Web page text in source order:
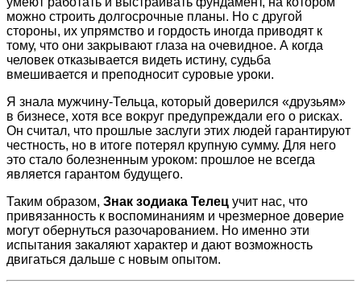
можно строить долгосрочные планы. Но с другой
стороны, их упрямство и гордость иногда приводят к
тому, что они закрывают глаза на очевидное. А когда
человек отказывается видеть истину, судьба
вмешивается и преподносит суровые уроки.
Я знала мужчину-Тельца, который доверился «друзьям»
в бизнесе, хотя все вокруг предупреждали его о рисках.
Он считал, что прошлые заслуги этих людей гарантируют
честность, но в итоге потерял крупную сумму. Для него
это стало болезненным уроком: прошлое не всегда
является гарантом будущего.
Таким образом, Знак зодиака Телец учит нас, что
привязанность к воспоминаниям и чрезмерное доверие
могут обернуться разочарованием. Но именно эти
испытания закаляют характер и дают возможность
двигаться дальше с новым опытом.